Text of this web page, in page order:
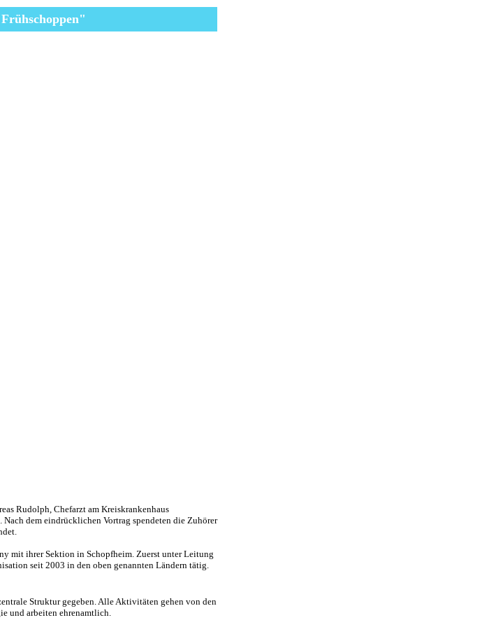
Rudolph, Chefarzt am Kreiskrankenhaus
dem eindrücklichen Vortrag spendeten die Zuhörer
mit ihrer Sektion in Schopfheim. Zuerst unter Leitung
seit 2003 in den oben genannten Ländern tätig.
Struktur gegeben. Alle Aktivitäten gehen von den
und arbeiten ehrenamtlich.